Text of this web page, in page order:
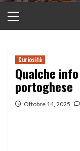
principale
Curiosità
Qualche
portoghese
Ottobre 14, 2025